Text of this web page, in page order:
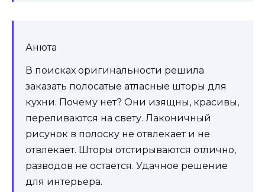
Анюта
В поисках оригинальности решила
заказать полосатые атласные шторы для
кухни. Почему нет? Они изящны, красивы,
переливаются на свету. Лаконичный
рисунок в полоску не отвлекает и не
отвлекает. Шторы отстирываются отлично,
разводов не остается. Удачное решение
для интерьера.